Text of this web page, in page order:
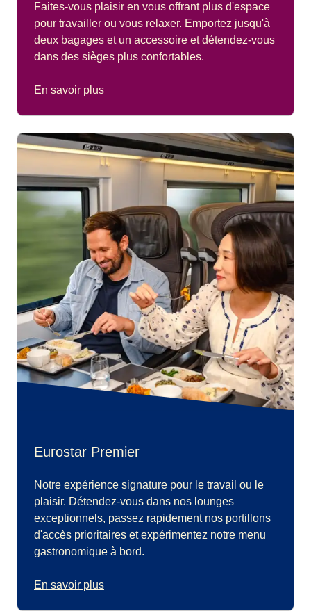
Faites-vous plaisir en vous offrant plus d'espace
pour travailler ou vous relaxer. Emportez jusqu'à
deux bagages et un accessoire et détendez-vous
dans des sièges plus confortables.
En savoir plus
Eurostar Premier
Notre expérience signature pour le travail ou le
plaisir. Détendez-vous dans nos lounges
exceptionnels, passez rapidement nos portillons
d'accès prioritaires et expérimentez notre menu
gastronomique à bord.
En savoir plus